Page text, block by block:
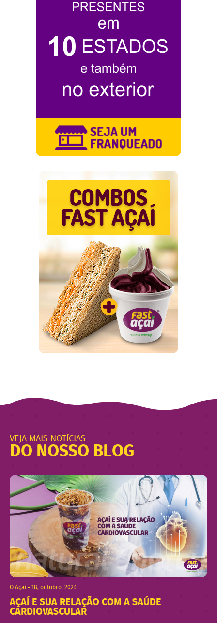
VEJA MAIS NOTÍCIAS
DO NOSSO BLOG
O Açaí - 18, outubro, 2023
AÇAÍ E SUA RELAÇÃO COM A SAÚDE
CARDIOVASCULAR